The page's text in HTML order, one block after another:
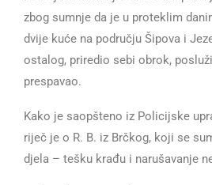
zbog sumnje da je u proteklim
dvije kuće na području Šipova i
ostalog, priredio sebi obrok,
prespavao.
Kako je saopšteno iz Policijske
riječ je o R. B. iz Brčkog, koji se
djela – tešku krađu i narušavanje